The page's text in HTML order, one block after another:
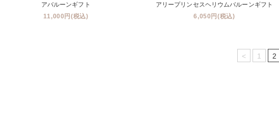
アバルーンギフト
11,000円(税込)
アリープリンセスヘリウムバルーンギフト
6,050円(税込)
< 1 2